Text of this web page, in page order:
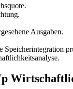
Ausgaben.
Speicherintegration